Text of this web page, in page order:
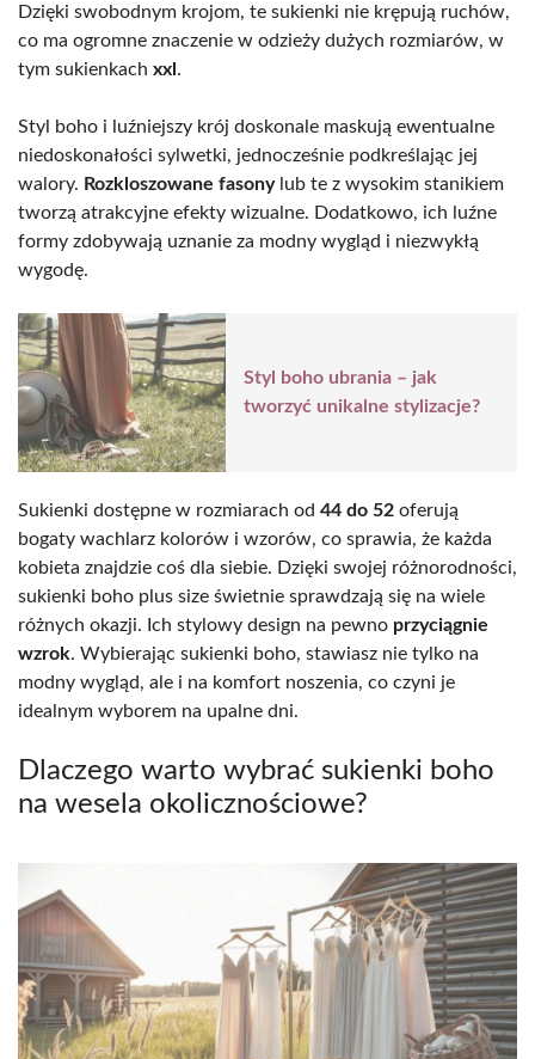
Dzięki swobodnym krojom, te sukienki nie krępują ruchów,
co ma ogromne znaczenie w odzieży dużych rozmiarów, w
tym sukienkach xxl .
Styl boho i luźniejszy krój doskonale maskują ewentualne
niedoskonałości sylwetki, jednocześnie podkreślając jej
walory. Rozkloszowane fasonylub te z wysokim stanikiem
tworzą atrakcyjne efekty wizualne. Dodatkowo, ich luźne
formy zdobywają uznanie za modny wygląd i niezwykłą
wygodę.
Styl boho ubrania – jak
tworzyć unikalne stylizacje?
Sukienki dostępne w rozmiarach od 44 do 52 oferują
bogaty wachlarz kolorów i wzorów, co sprawia, że każda
kobieta znajdzie coś dla siebie. Dzięki swojej różnorodności,
sukienki boho plus size świetnie sprawdzają się na wiele
różnych okazji. Ich stylowy design na pewno przyciągnie
wzrok. Wybierając sukienki boho, stawiasz nie tylko na
modny wygląd, ale i na komfort noszenia, co czyni je
idealnym wyborem na upalne dni.
Dlaczego warto wybrać sukienki boho
na wesela okolicznościowe?